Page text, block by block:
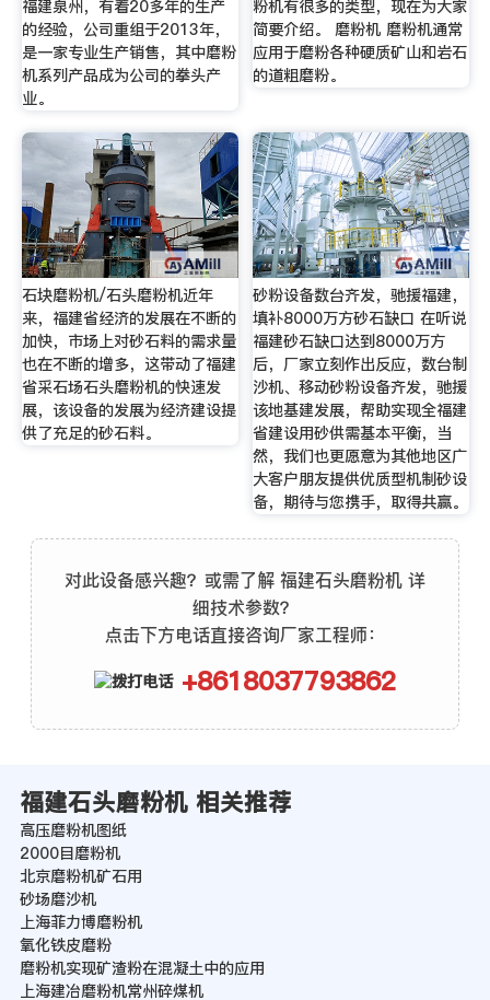
福建泉州，有着20多年的生产
的经验，公司重组于2013年，
是一家专业生产销售，其中磨粉
机系列产品成为公司的拳头产
业。
粉机有很多的类型，现在为大家
简要介绍。 磨粉机 磨粉机通常
应用于磨粉各种硬质矿山和岩石
的道粗磨粉。
石块磨粉机/石头磨粉机近年
来，福建省经济的发展在不断的
加快，市场上对砂石料的需求量
也在不断的增多，这带动了福建
省采石场石头磨粉机的快速发
展，该设备的发展为经济建设提
供了充足的砂石料。
砂粉设备数台齐发，驰援福建，
填补8000万方砂石缺口 在听说
福建砂石缺口达到8000万方
后，厂家立刻作出反应，数台制
沙机、移动砂粉设备齐发，驰援
该地基建发展，帮助实现全福建
省建设用砂供需基本平衡，当
然，我们也更愿意为其他地区广
大客户朋友提供优质型机制砂设
备，期待与您携手，取得共赢。
对此设备感兴趣？或需了解 福建石头磨粉机 详
细技术参数？
点击下方电话直接咨询厂家工程师：
+8618037793862
福建石头磨粉机 相关推荐
高压磨粉机图纸
2000目磨粉机
北京磨粉机矿石用
砂场磨沙机
上海菲力博磨粉机
氧化铁皮磨粉
磨粉机实现矿渣粉在混凝土中的应用
上海建冶磨粉机常州碎煤机